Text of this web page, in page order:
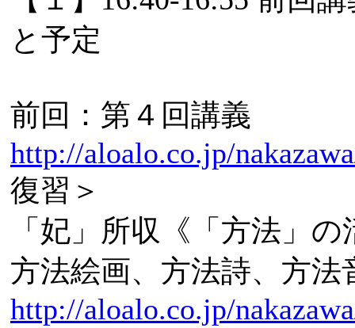
と予定
前回：第４回講義
http://aloalo.co.jp/
復習＞
「妃」所収《「方法」
方法絵画、方法詩、方
http://aloalo.co.jp/